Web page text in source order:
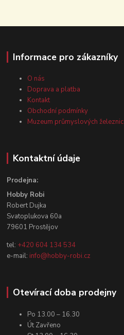
Informace pro zákazníky
O nás
Doprava a platba
Kontakt
Obchodní podmínky
Muzeum průmyslových železnic
Kontaktní údaje
Prodejna:
Hobby Robi
Robert Dujka
Svatoplukova 60a
79601 Prostějov
tel: +420 604 134 534
e-mail: info@hobby-robi.cz
Otevírací doba prodejny
Po 13.00 – 16.30
Út Zavřeno